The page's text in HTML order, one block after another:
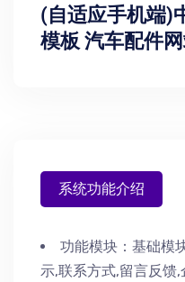
(自适应手机端)
模板 汽车配件
系统功能介绍
功能模块： 基础模
示,联系方式,留言反馈